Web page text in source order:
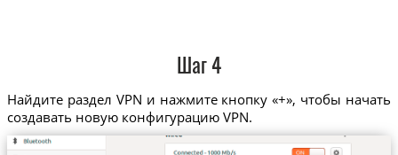
Шаг 4
Найдите раздел VPN и нажмите кнопку «+», чтобы начать
создавать новую конфигурацию VPN.